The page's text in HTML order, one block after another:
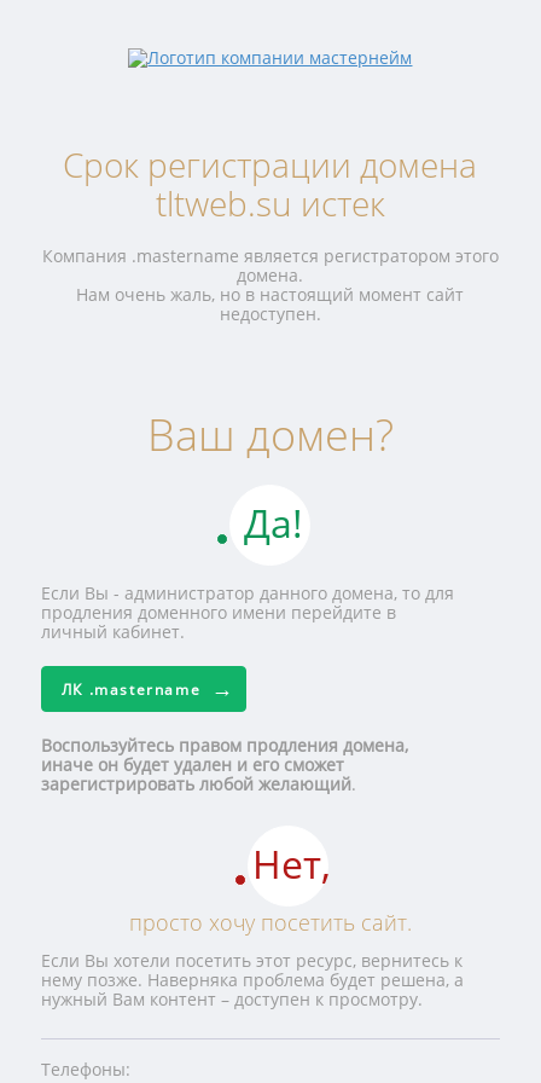
Срок регистрации домена
tltweb.su истек
Компания .mastername является регистратором этого
домена.
Нам очень жаль, но в настоящий момент сайт
недоступен.
Ваш домен?
Да!
Если Вы - администратор данного домена, то для
продления доменного имени перейдите в
личный кабинет.
ЛК .mastername
Воспользуйтесь правом продления домена,
иначе он будет удален и его сможет
зарегистрировать любой желающий.
Нет,
просто хочу посетить сайт.
Если Вы хотели посетить этот ресурс, вернитесь к
нему позже. Наверняка проблема будет решена, а
нужный Вам контент – доступен к просмотру.
Телефоны: